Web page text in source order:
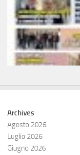
Archives
Agosto 2026
Luglio 2026
Giugno 2026